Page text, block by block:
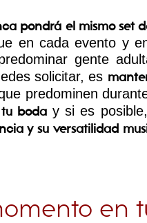
pondrá el mismo set
en cada evento y
gente
solicitar, es
predominen
boda y si es
y su versatilidad
en